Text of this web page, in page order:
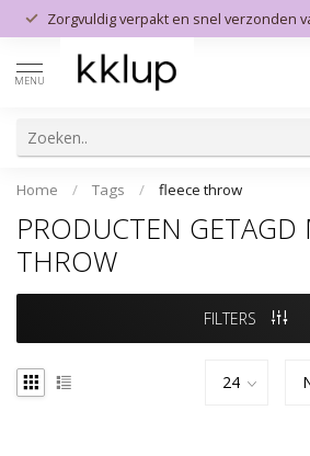
Zorgvuldig verpakt en snel verzonden
MENU
Home / Tags / fleece throw
PRODUCTEN GETAGD
THROW
FILTERS